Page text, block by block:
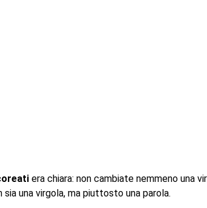
era chiara: non cambiate nemmeno una
una virgola, ma piuttosto una parola.